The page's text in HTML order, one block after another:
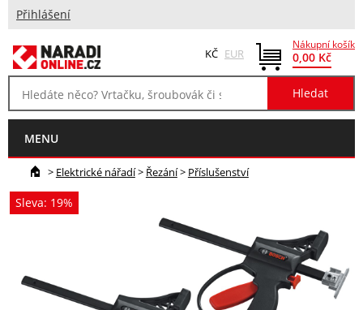
Přihlášení
Nákupní košík
0,00 Kč
KČ EUR
MENU
> Elektrické nářadí> Řezání> Příslušenství
Sleva: 19%